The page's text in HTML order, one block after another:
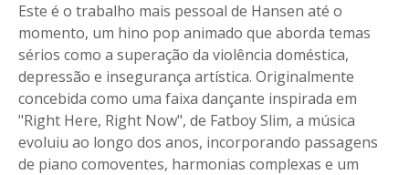
Este é o trabalho mais pessoal de Hansen até o
momento, um hino pop animado que aborda temas
sérios como a superação da violência doméstica,
depressão e insegurança artística. Originalmente
concebida como uma faixa dançante inspirada em
"Right Here, Right Now", de Fatboy Slim, a música
evoluiu ao longo dos anos, incorporando passagens
de piano comoventes, harmonias complexas e um